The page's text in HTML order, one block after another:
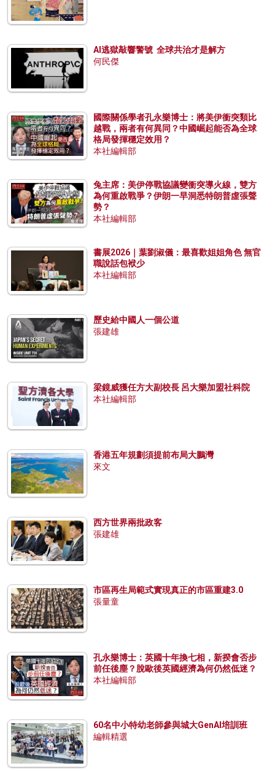
AI逃獄敲響警號 全球共治才是解方
何民傑
國際關係學者孔永樂博士：將美伊衝突類比
越戰，兩者有何異同？中國崛起能否為全球
格局發揮穩定效用？
本社編輯部
兔主席：美伊停戰協議變衝突導火線，雙方
為何重啟戰爭？伊朗一早洞悉特朗普虛張聲
勢？
本社編輯部
書展2026｜葉劉淑儀：最喜歡姐姐角色 無官
職說話包袱少
本社編輯部
歷史給中國人一個公道
張建雄
梁鏡威獲任方大副校長 呂大樂加盟社科院
本社編輯部
香港五年規劃須提前布局大鵬灣
來文
西方世界兩批政客
張建雄
市區再生局範式實現真正的市區重建3.0
張量童
孔永樂博士：英國十年換七相，新揆會否步
前任後塵？脫歐後英國經濟為何仍然低迷？
本社編輯部
60名中小特幼老師參與城大GenAI培訓班
編輯精選